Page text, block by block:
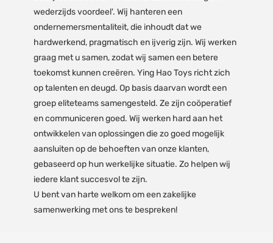
wederzijds voordeel'. Wij hanteren een
ondernemersmentaliteit, die inhoudt dat we
hardwerkend, pragmatisch en ijverig zijn. Wij werken
graag met u samen, zodat wij samen een betere
toekomst kunnen creëren. Ying Hao Toys richt zich
op talenten en deugd. Op basis daarvan wordt een
groep eliteteams samengesteld. Ze zijn coöperatief
en communiceren goed. Wij werken hard aan het
ontwikkelen van oplossingen die zo goed mogelijk
aansluiten op de behoeften van onze klanten,
gebaseerd op hun werkelijke situatie. Zo helpen wij
iedere klant succesvol te zijn.
U bent van harte welkom om een zakelijke
samenwerking met ons te bespreken!